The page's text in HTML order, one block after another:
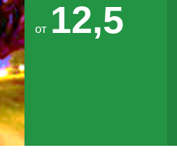
от 12,5